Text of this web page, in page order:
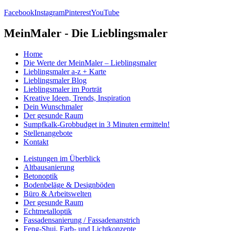
FacebookInstagramPinterestYouTube
MeinMaler - Die Lieblingsmaler
Home
Die Werte der MeinMaler – Lieblingsmaler
Lieblingsmaler a-z + Karte
Lieblingsmaler Blog
Lieblingsmaler im Porträt
Kreative Ideen, Trends, Inspiration
Dein Wunschmaler
Der gesunde Raum
Sumpfkalk-Grobbudget in 3 Minuten ermitteln!
Stellenangebote
Kontakt
Leistungen im Überblick
Altbausanierung
Betonoptik
Bodenbeläge & Designböden
Büro & Arbeitswelten
Der gesunde Raum
Echtmetalloptik
Fassadensanierung / Fassadenanstrich
Feng-Shui, Farb- und Lichtkonzepte